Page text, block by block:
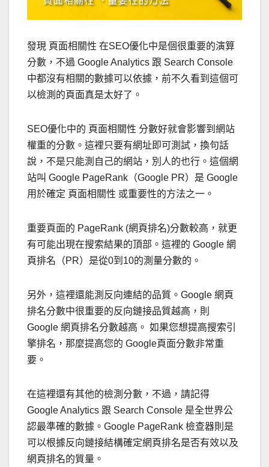
發現 頁面相關性 在SEO優化中是個很重要的演算
分數，不過 Google Analytics 跟 Search Console
中都沒有相關的數據可以依據，前不久看到這個可
以檢測的頁面真是太好了。
SEO優化中的 頁面相關性 分數好就會影響到網站
權重的分數。這裡只要有網址即可測試，換句話
說，不是只能測自己的網站，別人的也行。這個網
站叫 Google PageRank（Google PR）是 Google
用於確定 頁面相關性 或重要性的方法之一。
重要頁面的 PageRank (網頁排名)分數較高，就更
有可能出現在搜索結果的頂部。這裡的 Google 網
頁排名（PR）是從0到10的測量分數的。
另外，這裡還能測反向連結的品質。Google 網頁
排名分數中很重要的反向鏈接品質越高，則
Google 網頁排名分數越高。 如果您想提高搜索引
擎排名，那麼提高您的 Google頁面分數非常重
要。
在這裡還有其他的檢測分數，不過，請記得
Google Analytics 跟 Search Console 是全世界公
認最準確的數據。Google PageRank 檢查器則是
可以根據反向鏈接結構確定網頁排名是否有效以及
網頁排名的質量。